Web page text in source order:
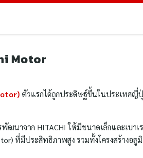
Motor
ตัวแรกได้ถูกประดิษฐ์ขึ้นในประเทศญี่
พัฒนาจาก HITACHI ให้มีขนาดเล็กและเบ
ที่มีประสิทธิภาพสูง รวมทั้งโครงสร้า